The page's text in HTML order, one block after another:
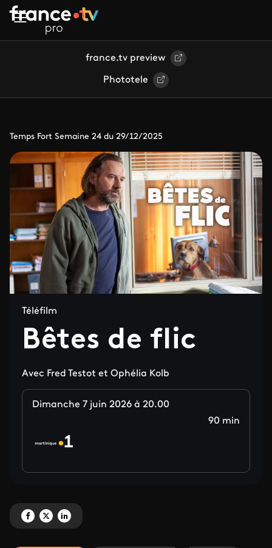
Aller au contenu principal
france.tv preview
Phototele
Temps Fort Semaine 24 du 29/12/2025
Téléfilm
Bêtes de flic
Avec Fred Testot et Ophélia Kolb
Dimanche 7 juin 2026 à 20.00
90 min
Partagez 'Bêtes de flic ' sur Facebook
Partagez 'Bêtes de flic ' sur X
Partagez 'Bêtes de flic ' sur LinkedIn